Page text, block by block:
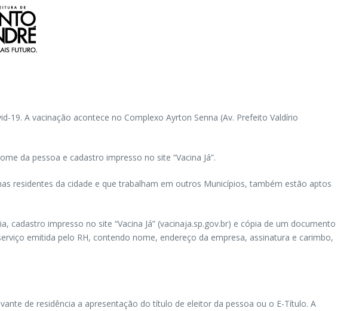
19. A vacinação acontece no Complexo Ayrton Senna (Av. Prefeito Valdírio
da pessoa e cadastro impresso no site “Vacina Já”.
residentes da cidade e que trabalham em outros Municípios, também estão aptos
cadastro impresso no site “Vacina Já” (vacinaja.sp.gov.br) e cópia de um documento
emitida pelo RH, contendo nome, endereço da empresa, assinatura e carimbo,
de residência a apresentação do título de eleitor da pessoa ou o E-Título. A